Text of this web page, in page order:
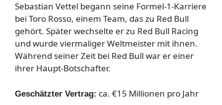
Sebastian Vettel begann seine Formel-1-Karriere
bei Toro Rosso, einem Team, das zu Red Bull
gehört. Später wechselte er zu Red Bull Racing
und wurde viermaliger Weltmeister mit ihnen.
Während seiner Zeit bei Red Bull war er einer
ihrer Haupt-Botschafter.
Geschätzter Vertrag: ca. €15 Millionen pro Jahr